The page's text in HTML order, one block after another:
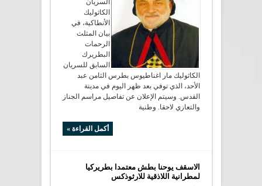
السريان
الكاثوليك
الأنطاكية، في
بيان المثلث
الرحمات
البطريرك
السابق للسريان
الكاثوليك مار اغناطيوس بطرس الثامن عبد
الأحد، الذي توفي بعد ظهر اليوم في مدينة
القدس. وسيتم الإعلان عن تفاصيل مراسم الجناز
والتعازي لاحقا. وطنية
أكمل القراءة »
الاسقف يوحنا بطش معتمدا بطريركيا
لمطرانية اللاذقية للارثوذكس